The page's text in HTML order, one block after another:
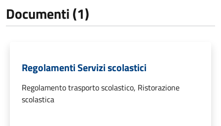
Documenti (1)
Regolamenti Servizi scolastici
Regolamento trasporto scolastico, Ristorazione
scolastica